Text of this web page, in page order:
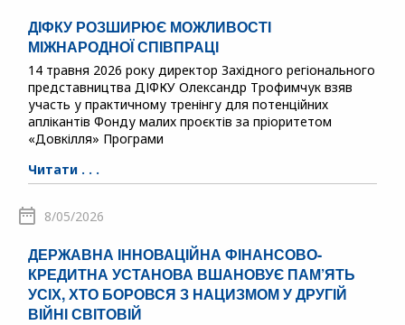
ДІФКУ РОЗШИРЮЄ МОЖЛИВОСТІ
МІЖНАРОДНОЇ СПІВПРАЦІ
14 травня 2026 року директор Західного регіонального
представництва ДІФКУ Олександр Трофимчук взяв
участь у практичному тренінгу для потенційних
аплікантів Фонду малих проєктів за пріоритетом
«Довкілля» Програми
Читати . . .
8/05/2026
ДЕРЖАВНА ІННОВАЦІЙНА ФІНАНСОВО-
КРЕДИТНА УСТАНОВА ВШАНОВУЄ ПАМ’ЯТЬ
УСІХ, ХТО БОРОВСЯ З НАЦИЗМОМ У ДРУГІЙ
ВІЙНІ СВІТОВІЙ